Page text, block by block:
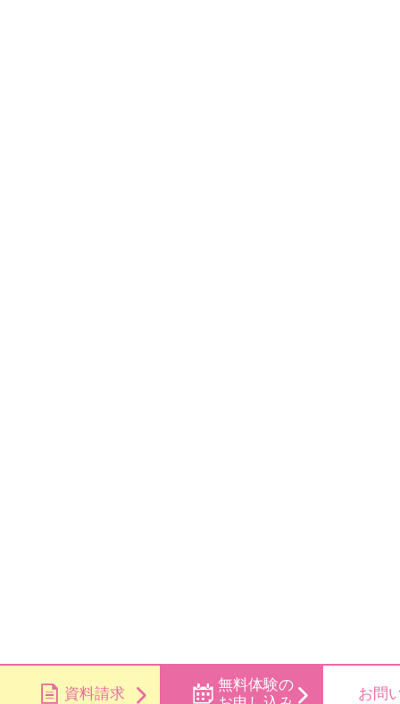
資料請求
無料体験の
お問